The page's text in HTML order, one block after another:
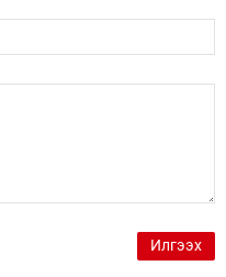
Илгээх